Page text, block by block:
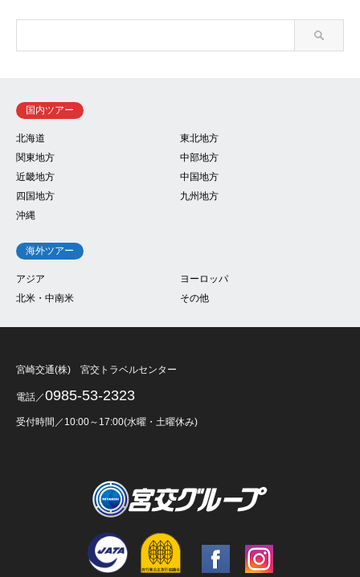
国内ツアー
北海道
東北地方
関東地方
中部地方
近畿地方
中国地方
四国地方
九州地方
沖縄
海外ツアー
アジア
ヨーロッパ
北米・中南米
その他
宮崎交通(株) 宮交トラベルセンター
電話／0985-53-2323
受付時間／10:00～17:00(水曜・土曜休み)
FacebookInstagram